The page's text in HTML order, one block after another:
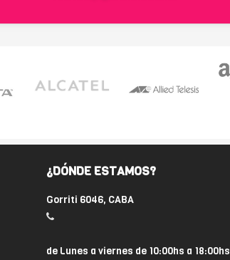
¿DÓNDE ESTAMOS?
Gorriti 6046, CABA
de Lunes a viernes de 10:00hs a 18:00hs